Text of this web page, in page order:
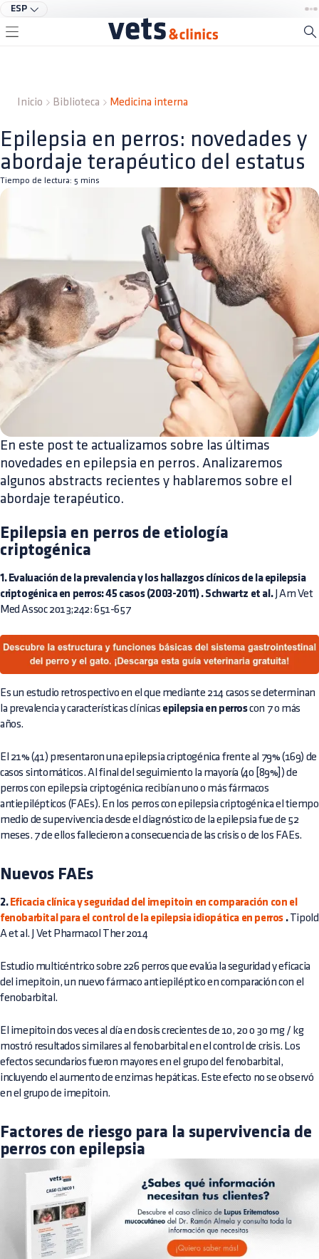
ESP
Inicio Biblioteca Medicina interna
Epilepsia en perros: novedades y
abordaje terapéutico del estatus
Tiempo de lectura: 5 mins
En este post te actualizamos sobre las últimas
novedades en epilepsia en perros. Analizaremos
algunos abstracts recientes y hablaremos sobre el
abordaje terapéutico.
Epilepsia en perros de etiología
criptogénica
1.Evaluación de la prevalencia y los hallazgos clínicos de la epilepsia
criptogénica en perros: 45 casos (2003-2011). Schwartz et al.J Am Vet
Med Assoc 2013;242: 651-657
Es un estudio retrospectivo en el que mediante 214 casos se determinan
la prevalencia y características clínicas epilepsia en perroscon 7 o más
años.
El 21% (41) presentaron una epilepsia criptogénica frente al 79% (169) de
casos sintomáticos. Al final del seguimiento la mayoría (40 [89%]) de
perros con epilepsia criptogénica recibían uno o más fármacos
antiepilépticos (FAEs). En los perros con epilepsia criptogénica el tiempo
medio de supervivencia desde el diagnóstico de la epilepsia fue de 52
meses. 7 de ellos fallecieron a consecuencia de las crisis o de los FAEs.
Nuevos FAEs
2.Eficacia clínica y seguridad del imepitoin en comparación con el
fenobarbital para el control de la epilepsia idiopática en perros .Tipold
A et al. J Vet Pharmacol Ther 2014
Estudio multicéntrico sobre 226 perros que evalúa la seguridad y eficacia
del imepitoin, un nuevo fármaco antiepiléptico en comparación con el
fenobarbital.
El imepitoin dos veces al día en dosis crecientes de 10, 20 o 30 mg / kg
mostró resultados similares al fenobarbital en el control de crisis. Los
efectos secundarios fueron mayores en el grupo del fenobarbital,
incluyendo el aumento de enzimas hepáticas. Este efecto no se observó
en el grupo de imepitoin.
Factores de riesgo para la supervivencia de
perros con epilepsia